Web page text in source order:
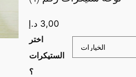
3,00 د.إ
اختر
الستيكرات
؟